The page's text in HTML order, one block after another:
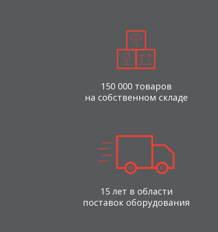
150 000 товаров
на собственном складе
15 лет в области
поставок оборудования